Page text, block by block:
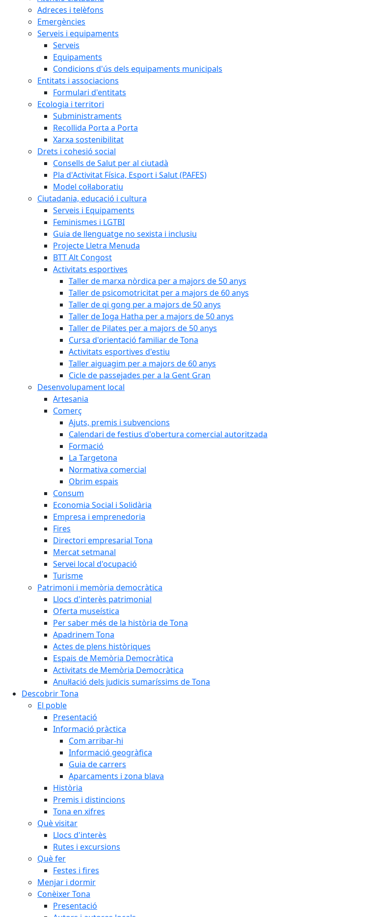
Adreces i telèfons
Emergències
Serveis i equipaments
Serveis
Equipaments
Condicions d'ús dels equipaments municipals
Entitats i associacions
Formulari d'entitats
Ecologia i territori
Subministraments
Recollida Porta a Porta
Xarxa sostenibilitat
Drets i cohesió social
Consells de Salut per al ciutadà
Pla d'Activitat Física, Esport i Salut (PAFES)
Model col·laboratiu
Ciutadania, educació i cultura
Serveis i Equipaments
Feminismes i LGTBI
Guia de llenguatge no sexista i inclusiu
Projecte Lletra Menuda
BTT Alt Congost
Activitats esportives
Taller de marxa nòrdica per a majors de 50 anys
Taller de psicomotricitat per a majors de 60 anys
Taller de qi gong per a majors de 50 anys
Taller de Ioga Hatha per a majors de 50 anys
Taller de Pilates per a majors de 50 anys
Cursa d'orientació familiar de Tona
Activitats esportives d'estiu
Taller aiguagim per a majors de 60 anys
Cicle de passejades per a la Gent Gran
Desenvolupament local
Artesania
Comerç
Ajuts, premis i subvencions
Calendari de festius d'obertura comercial autoritzada
Formació
La Targetona
Normativa comercial
Obrim espais
Consum
Economia Social i Solidària
Empresa i emprenedoria
Fires
Directori empresarial Tona
Mercat setmanal
Servei local d'ocupació
Turisme
Patrimoni i memòria democràtica
Llocs d'interès patrimonial
Oferta museística
Per saber més de la història de Tona
Apadrinem Tona
Actes de plens històriques
Espais de Memòria Democràtica
Activitats de Memòria Democràtica
Anul·lació dels judicis sumaríssims de Tona
Descobrir Tona
El poble
Presentació
Informació pràctica
Com arribar-hi
Informació geogràfica
Guia de carrers
Aparcaments i zona blava
Història
Premis i distincions
Tona en xifres
Què visitar
Llocs d'interès
Rutes i excursions
Què fer
Festes i fires
Menjar i dormir
Conèixer Tona
Presentació